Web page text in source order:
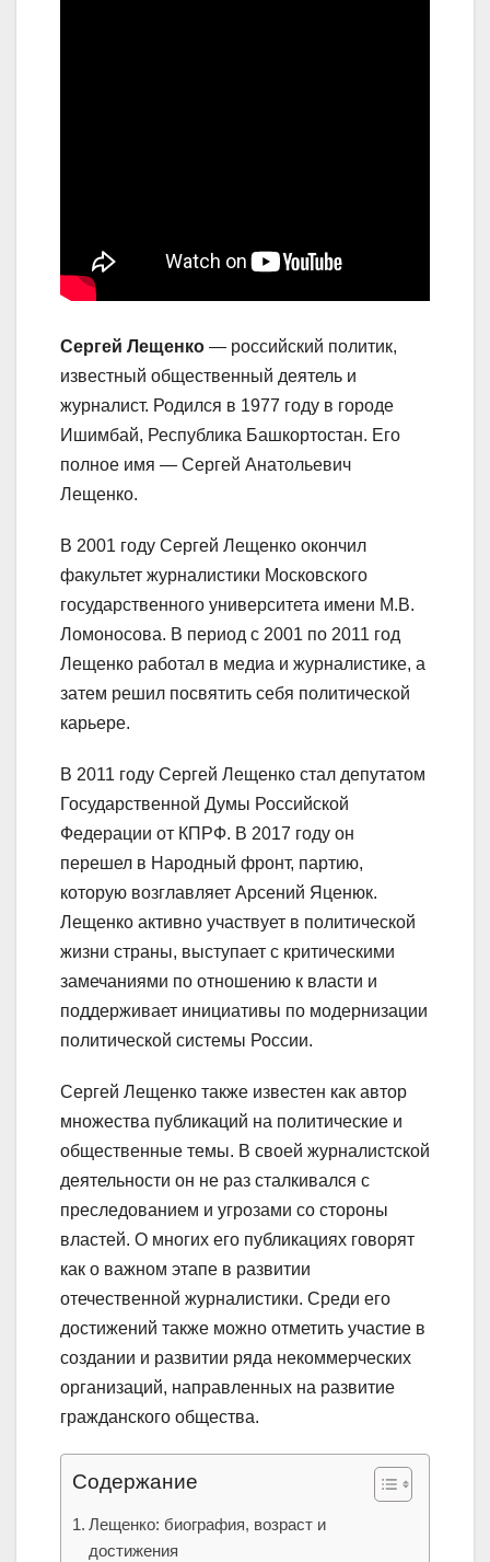
Сергей Лещенко — российский политик,
известный общественный деятель и
журналист. Родился в 1977 году в городе
Ишимбай, Республика Башкортостан. Его
полное имя — Сергей Анатольевич
Лещенко.
В 2001 году Сергей Лещенко окончил
факультет журналистики Московского
государственного университета имени М.В.
Ломоносова. В период с 2001 по 2011 год
Лещенко работал в медиа и журналистике, а
затем решил посвятить себя политической
карьере.
В 2011 году Сергей Лещенко стал депутатом
Государственной Думы Российской
Федерации от КПРФ. В 2017 году он
перешел в Народный фронт, партию,
которую возглавляет Арсений Яценюк.
Лещенко активно участвует в политической
жизни страны, выступает с критическими
замечаниями по отношению к власти и
поддерживает инициативы по модернизации
политической системы России.
Сергей Лещенко также известен как автор
множества публикаций на политические и
общественные темы. В своей журналистской
деятельности он не раз сталкивался с
преследованием и угрозами со стороны
властей. О многих его публикациях говорят
как о важном этапе в развитии
отечественной журналистики. Среди его
достижений также можно отметить участие в
создании и развитии ряда некоммерческих
организаций, направленных на развитие
гражданского общества.
Содержание
Лещенко: биография, возраст и
достижения